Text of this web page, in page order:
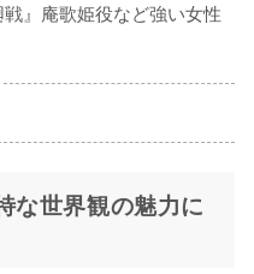
』庵歌姫役など強い女性
な世界観の魅力に